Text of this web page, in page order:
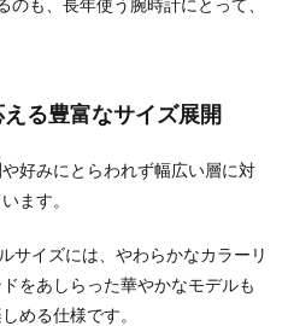
る豊富なサイズ展開
好みにとらわれず幅広い層に対
ます。
サイズには、やわらかなカラーリ
をあしらった華やかなモデルも
める仕様です。